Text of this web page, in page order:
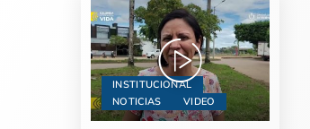
INSTITUCIONAL
NOTICIAS
VIDEO